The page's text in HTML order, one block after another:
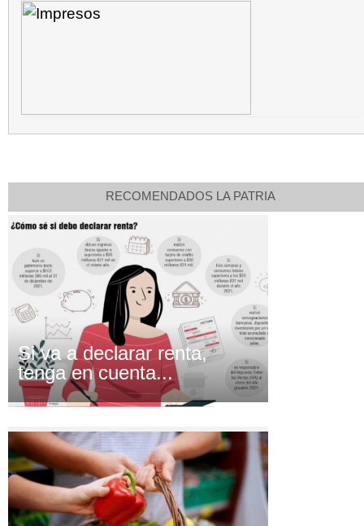
RECOMENDADOS LA PATRIA
Si va a declarar renta,
tenga en cuenta...